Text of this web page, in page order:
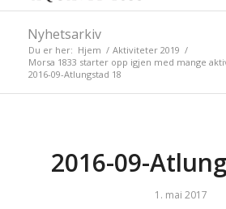
Nyhetsarkiv
Du er her: Hjem / Aktiviteter 2019 /
Morsa 1833 starter opp igjen med mange
2016-09-Atlungstad 18
2016-09-
1. mai 2017